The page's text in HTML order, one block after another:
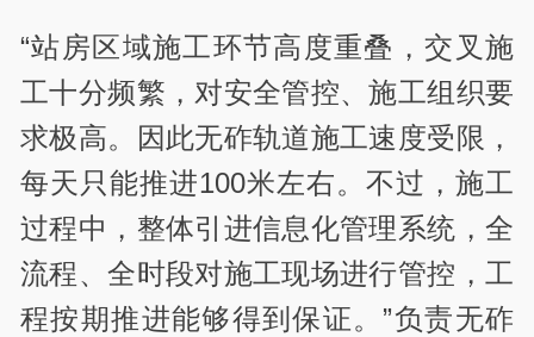
“站房区域施工环节高度重叠，交叉施
工十分频繁，对安全管控、施工组织要
求极高。因此无砟轨道施工速度受限，
每天只能推进100米左右。不过，施工
过程中，整体引进信息化管理系统，全
流程、全时段对施工现场进行管控，工
程按期推进能够得到保证。”负责无砟